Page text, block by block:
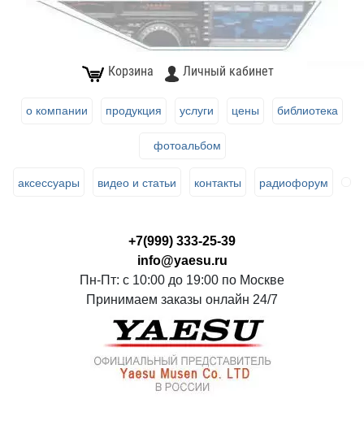
Корзина Личный кабинет
о компании продукция услуги цены библиотека
фотоальбом
аксессуары видео и статьи контакты радиофорум
+7(999) 333-25-39
info@yaesu.ru
Пн-Пт: с 10:00 до 19:00 по Москве
Принимаем заказы онлайн 24/7